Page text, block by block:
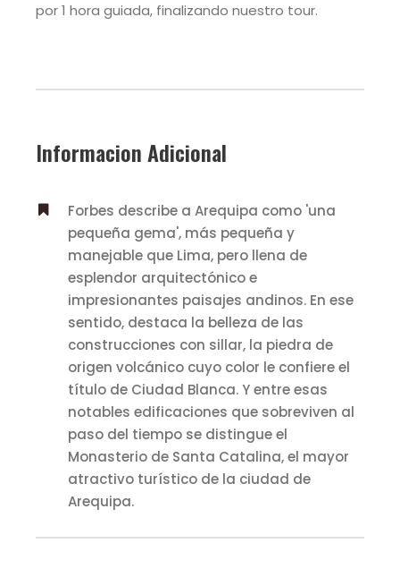
por 1 hora guiada, finalizando nuestro tour.
Informacion Adicional
Forbes describe a Arequipa como 'una
pequeña gema', más pequeña y
manejable que Lima, pero llena de
esplendor arquitectónico e
impresionantes paisajes andinos. En ese
sentido, destaca la belleza de las
construcciones con sillar, la piedra de
origen volcánico cuyo color le confiere el
título de Ciudad Blanca. Y entre esas
notables edificaciones que sobreviven al
paso del tiempo se distingue el
Monasterio de Santa Catalina, el mayor
atractivo turístico de la ciudad de
Arequipa.